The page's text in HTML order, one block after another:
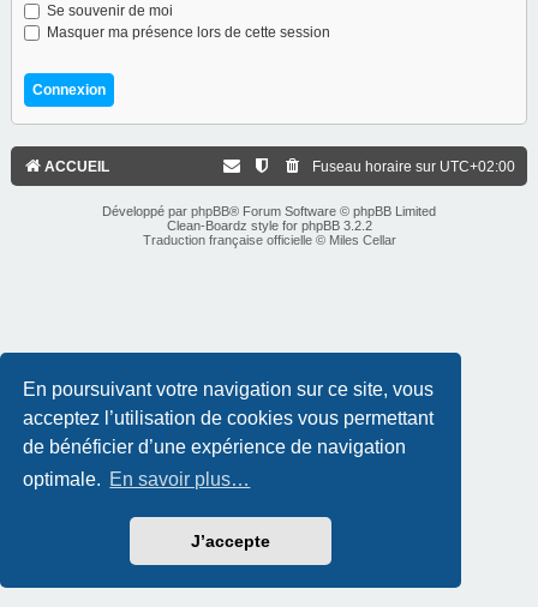
En poursuivant votre navigation sur ce site, vous
acceptez l’utilisation de cookies vous permettant
de bénéficier d’une expérience de navigation
optimale. En savoir plus…
J’accepte
Se souvenir de moi
Masquer ma présence lors de cette session
ACCUEIL Fuseau horaire sur UTC+02:00
Développé par phpBB® Forum Software © phpBB Limited
Clean-Boardz style for phpBB 3.2.2
Traduction française officielle© Miles Cellar